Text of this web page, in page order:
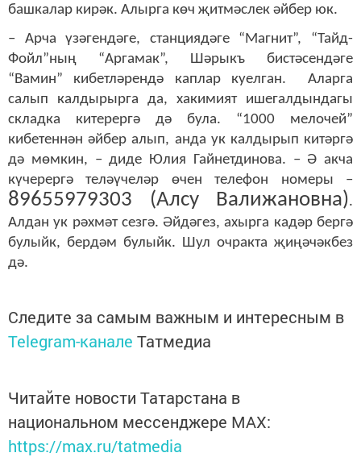
башкалар кирәк. Алырга көч җитмәслек әйбер юк.
– Арча үзәгендәге, станциядәге “Магнит”, “Тайд-
Фойл”ның “Аргамак”, Шәрыкъ бистәсендәге
“Вамин” кибетләрендә каплар куелган. Аларга
салып калдырырга да, хакимият ишегалдындагы
складка китерергә дә була. “1000 мелочей”
кибетеннән әйбер алып, анда ук калдырып китәргә
дә мөмкин, – диде Юлия Гайнетдинова. – Ә акча
күчерергә теләүчеләр өчен телефон номеры –
89655979303 (Алсу Валижановна).
Алдан ук рәхмәт сезгә. Әйдәгез, ахырга кадәр бергә
булыйк, бердәм булыйк. Шул очракта җиңәчәкбез
дә.
Следите за самым важным и интересным в
Telegram-канале Татмедиа
Читайте новости Татарстана в
национальном мессенджере MАХ:
https://max.ru/tatmedia